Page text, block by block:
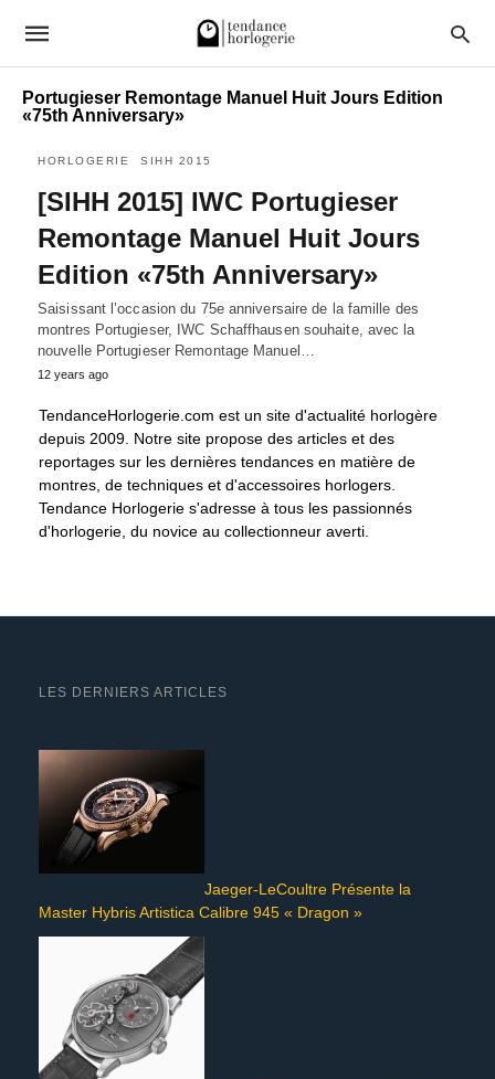
Portugieser Remontage Manuel Huit Jours Edition
«75th Anniversary»
HORLOGERIE SIHH 2015
[SIHH 2015] IWC Portugieser
Remontage Manuel Huit Jours
Edition «75th Anniversary»
Saisissant l’occasion du 75e anniversaire de la famille des
montres Portugieser, IWC Schaffhausen souhaite, avec la
nouvelle Portugieser Remontage Manuel…
12 years ago
TendanceHorlogerie.com est un site d'actualité horlogère
depuis 2009. Notre site propose des articles et des
reportages sur les dernières tendances en matière de
montres, de techniques et d'accessoires horlogers.
Tendance Horlogerie s'adresse à tous les passionnés
d'horlogerie, du novice au collectionneur averti.
LES DERNIERS ARTICLES
Jaeger-LeCoultre Présente la
Master Hybris Artistica Calibre 945 « Dragon »